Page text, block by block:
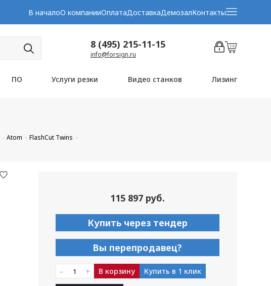
В началоО компанииОплатаДоставкаДемозалКонтакты
8 (495) 215-11-15
info@forsign.ru
ПО Услуги резки Видео станков Лизинг
Atom
FlashCut Twins
115 897 руб.
Купить через тендер
Вы перепродавец?
– + В корзину Купить в 1 клик